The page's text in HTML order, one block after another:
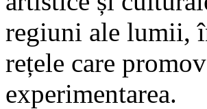
regiuni ale lumii,
rețele care
experimentarea.